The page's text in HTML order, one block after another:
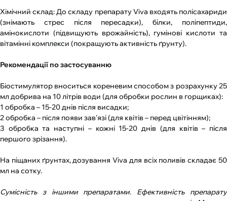
Хімічний склад: До складу препарату Viva входять полісахариди
(знімають стрес після пересадки), білки, поліпептиди,
амінокислоти (підвищують врожайність), гумінові кислоти та
вітамінні комплекси (покращують активність ґрунту).
Рекомендації по застосуванню
Біостимулятор вноситься кореневим способом з розрахунку 25
мл добрива на 10 літрів води (для обробки рослин в горщиках):
1 обробка – 15-20 днів після висадки;
2 обробка – після появи зав'язі (для квітів – перед цвітінням);
3 обробка та наступні – кожні 15-20 днів (для квітів – після
першого зрізання).
На піщаних ґрунтах, дозування Viva для всіх поливів складає 50
мл на сотку.
Сумісність з іншими препаратами. Ефективність препарату